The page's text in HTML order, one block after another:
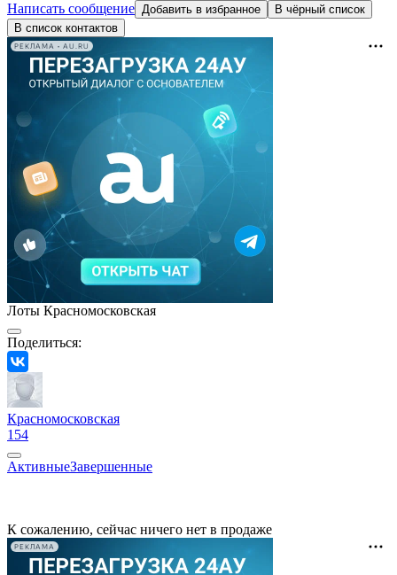
Написать сообщение Добавить в избранное
В чёрный список
В список контактов
РЕКЛАМА • AU.RU
Лоты Красномосковская
Поделиться:
Красномосковская
154
АктивныеЗавершенные
К сожалению, сейчас ничего нет в продаже
РЕКЛАМА